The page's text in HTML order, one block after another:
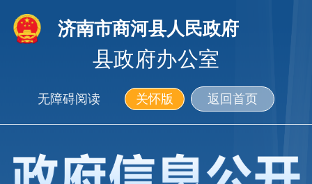
济南市商河县人民政府
县政府办公室
无障碍阅读 关怀版 返回首页